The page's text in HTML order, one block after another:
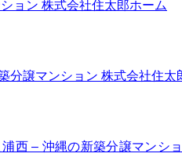
ョン 株式会社住太郎ホーム
分譲マンション 株式会社住太
西 – 沖縄の新築分譲マンシ